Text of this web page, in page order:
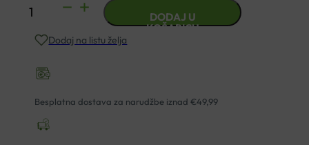
ETERIČNO
LAVANDA
PRANAROM
količina
DODAJ U
KOŠARICU
Dodaj na listu želja
Besplatna dostava za narudžbe iznad €49,99